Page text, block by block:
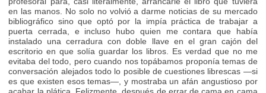
en las manos. No solo no volvió a darme noticias de su mercado
bibliográfico sino que optó por la impía práctica de trabajar a
puerta cerrada, e incluso hubo quien me contara que había
instalado una cerradura con doble llave en el gran cajón del
escritorio en que solía guardar los libros. Es verdad que no me
evitaba del todo, pero cuando nos topábamos proponía temas de
conversación alejados todo lo posible de cuestiones librescas —si
es que existen esos temas—, y mostraba un afán angustioso por